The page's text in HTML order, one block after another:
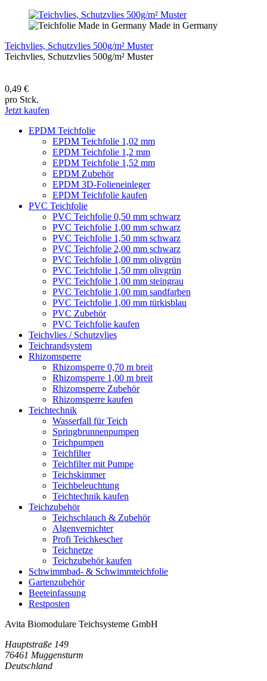
Made in Germany
Teichvlies, Schutzvlies 500g/m² Muster
Teichvlies, Schutzvlies 500g/m² Muster
0,49 €
pro Stck.
Jetzt kaufen
EPDM Teichfolie
EPDM Teichfolie 1,02 mm
EPDM Teichfolie 1,2 mm
EPDM Teichfolie 1,52 mm
EPDM Zubehör
EPDM 3D-Folieneinleger
EPDM Teichfolie kaufen
PVC Teichfolie
PVC Teichfolie 0,50 mm schwarz
PVC Teichfolie 1,00 mm schwarz
PVC Teichfolie 1,50 mm schwarz
PVC Teichfolie 2,00 mm schwarz
PVC Teichfolie 1,00 mm olivgrün
PVC Teichfolie 1,50 mm olivgrün
PVC Teichfolie 1,00 mm steingrau
PVC Teichfolie 1,00 mm sandfarben
PVC Teichfolie 1,00 mm türkisblau
PVC Zubehör
PVC Teichfolie kaufen
Teichvlies / Schutzvlies
Teichrandsystem
Rhizomsperre
Rhizomsperre 0,70 m breit
Rhizomsperre 1,00 m breit
Rhizomsperre Zubehör
Rhizomsperre kaufen
Teichtechnik
Wasserfall für Teich
Springbrunnenpumpen
Teichpumpen
Teichfilter
Teichfilter mit Pumpe
Teichskimmer
Teichbeleuchtung
Teichtechnik kaufen
Teichzubehör
Teichschlauch & Zubehör
Algenvernichter
Profi Teichkescher
Teichnetze
Teichzubehör kaufen
Schwimmbad- & Schwimmteichfolie
Gartenzubehör
Beeteinfassung
Restposten
Avita Biomodulare Teichsysteme GmbH
Hauptstraße 149
76461 Muggensturm
Deutschland